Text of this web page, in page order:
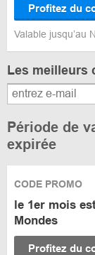
Profitez du
Valable jusqu’au
Les meilleurs
Période de
expirée
CODE PROMO
le 1er mois
Mondes
Profitez du